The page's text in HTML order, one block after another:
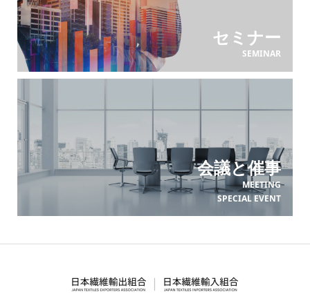
セミナー
SEMINAR
会議と催事
MEETING
SPECIAL EVENT